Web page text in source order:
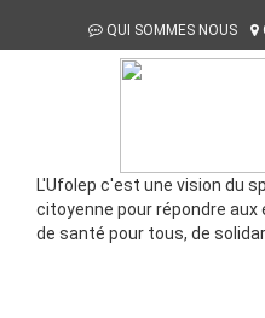
QUI SOMMES NOUS
L'Ufolep c'est une vision du
citoyenne pour répondre
de santé pour tous, de